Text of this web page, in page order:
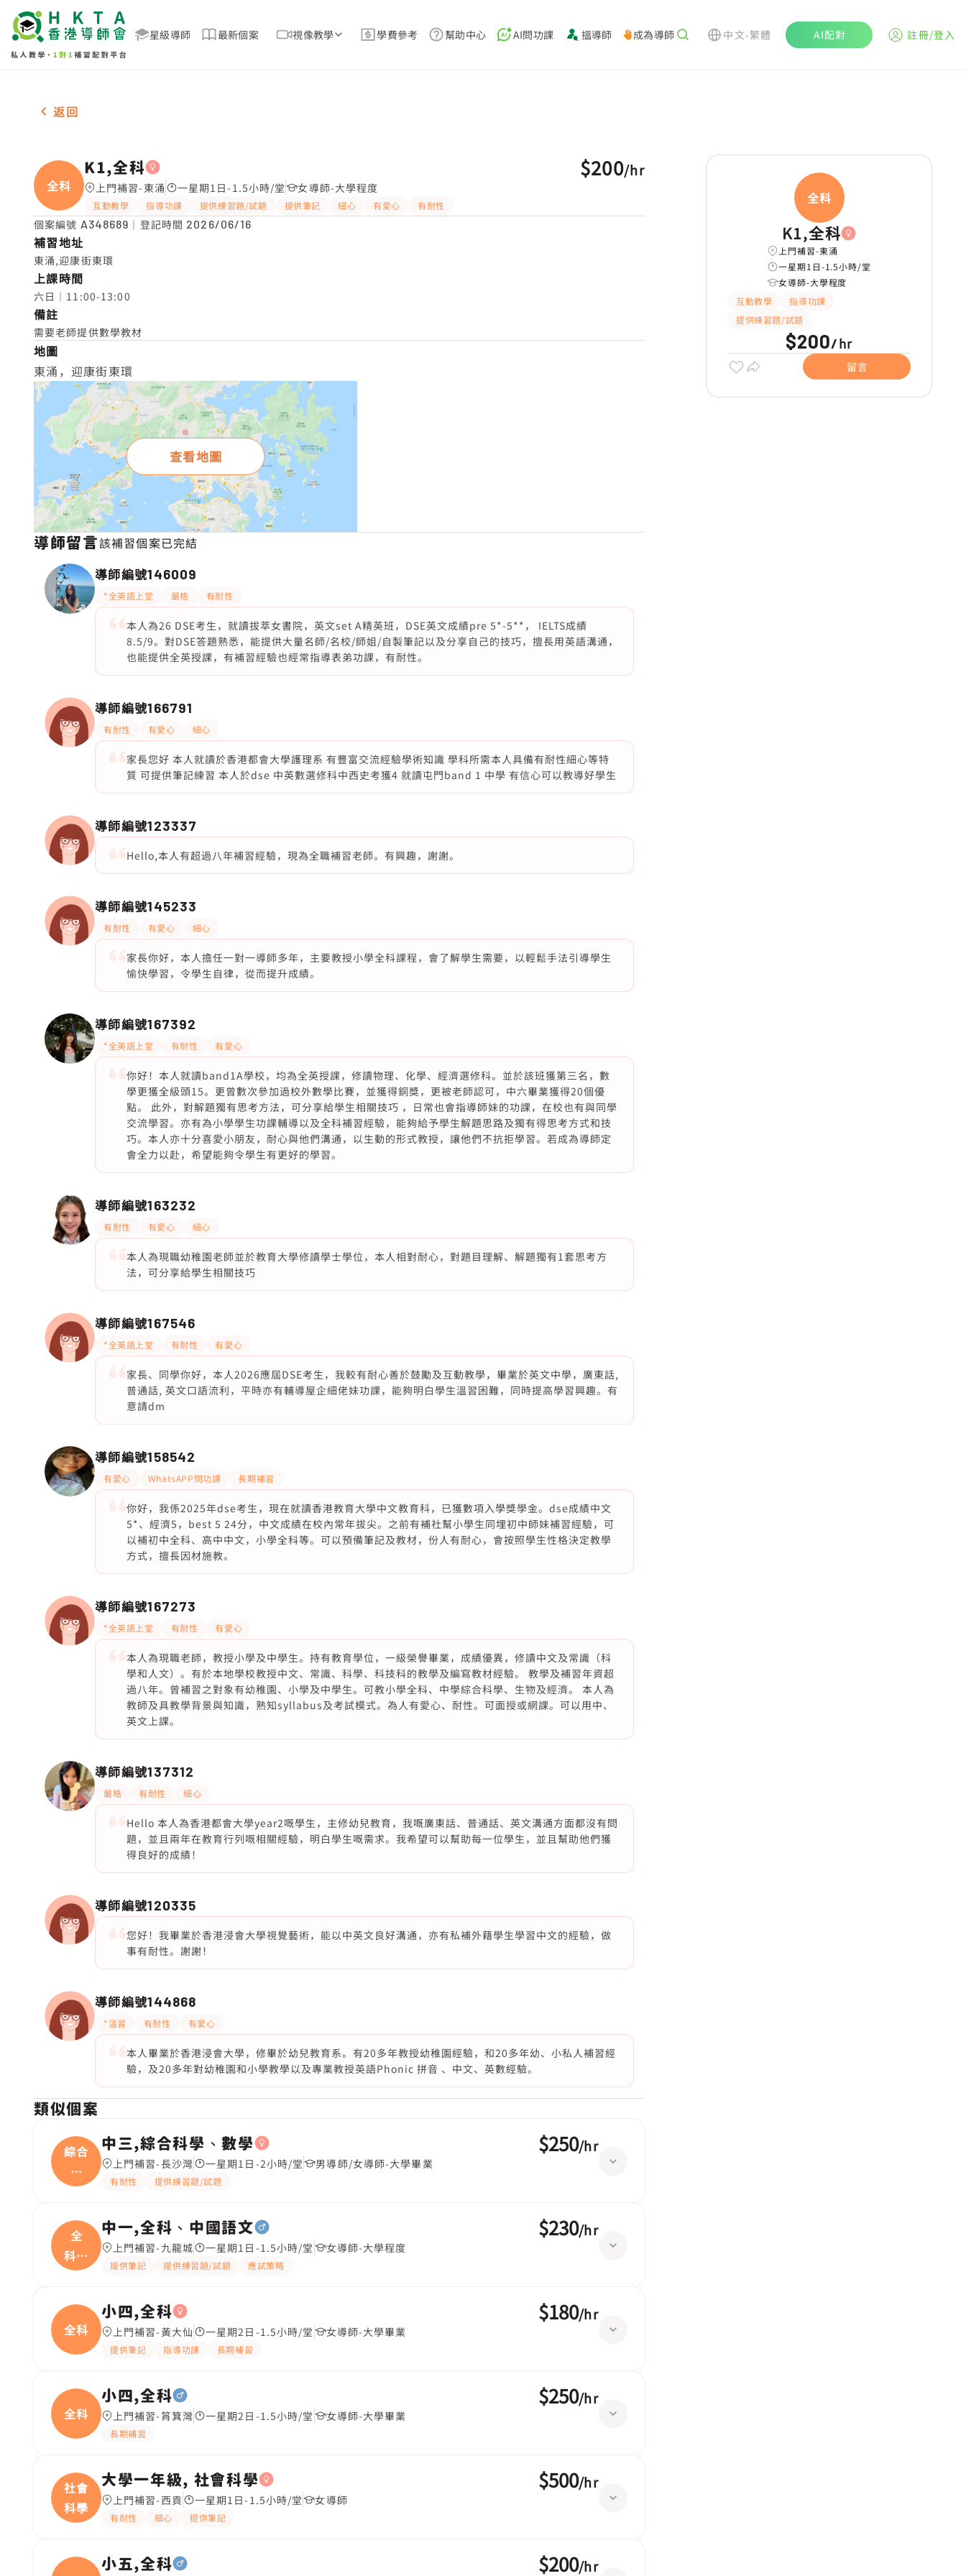
星級導師 最新個案 視像教學 學費參考 幫助中心 AI問功課 搵導師 成為導師 中文-繁體 AI配對 註冊/登入
女-1名 K1,全科，東涌 補習推介
返回
全科
K1,全科
上門補習-東涌 一星期1日-1.5小時/堂 女導師-大學程度
互動教學 指導功課 提供練習題/試題 提供筆記 細心 有愛心 有耐性
$200/hr
個案編號 A348689 ｜登記時間 2026/06/16
補習地址
東涌,迎康街東環
上課時間
六日｜11:00-13:00
備註
需要老師提供數學教材
地圖
東涌，迎康街東環
查看地圖
導師留言該補習個案已完結
導師編號146009
*全英語上堂 嚴格 有耐性
本人為26 DSE考生，就讀拔萃女書院，英文set A精英班，DSE英文成績pre 5*-5**， IELTS成績
8.5/9。對DSE答題熟悉，能提供大量名師/名校/師姐/自製筆記以及分享自己的技巧，擅長用英語溝通，
也能提供全英授課，有補習經驗也經常指導表弟功課，有耐性。
導師編號166791
有耐性 有愛心 細心
家長您好 本人就讀於香港都會大學護理系 有豐富交流經驗學術知識 學科所需本人具備有耐性細心等特
質 可提供筆記練習 本人於dse 中英數選修科中西史考獲4 就讀屯門band 1 中學 有信心可以教導好學生
導師編號123337
Hello,本人有超過八年補習經驗，現為全職補習老師。有興趣，謝謝。
導師編號145233
有耐性 有愛心 細心
家長你好，本人擔任一對一導師多年，主要教授小學全科課程，會了解學生需要，以輕鬆手法引導學生
愉快學習，令學生自律，從而提升成績。
導師編號167392
*全英語上堂 有耐性 有愛心
你好！本人就讀band1A學校，均為全英授課，修讀物理、化學、經濟選修科。並於該班獲第三名，數
學更獲全級頭15。更曾數次參加過校外數學比賽，並獲得銅獎，更被老師認可，中六畢業獲得20個優
點。 此外，對解題獨有思考方法，可分享給學生相關技巧 ，日常也會指導師妹的功課，在校也有與同學
交流學習。亦有為小學學生功課輔導以及全科補習經驗，能夠給予學生解題思路及獨有得思考方式和技
巧。本人亦十分喜愛小朋友，耐心與他們溝通，以生動的形式教授，讓他們不抗拒學習。若成為導師定
會全力以赴，希望能夠令學生有更好的學習。
導師編號163232
有耐性 有愛心 細心
本人為現職幼稚園老師並於教育大學修讀學士學位，本人相對耐心，對題目理解、解題獨有1套思考方
法，可分享給學生相關技巧
導師編號167546
*全英語上堂 有耐性 有愛心
家長、同學你好，本人2026應屆DSE考生，我較有耐心善於鼓勵及互動教學，畢業於英文中學，廣東話,
普通話, 英文口語流利，平時亦有輔導屋企細佬妹功課，能夠明白學生溫習困難，同時提高學習興趣。有
意請dm
導師編號158542
有愛心 WhatsAPP問功課 長期補習
你好，我係2025年dse考生，現在就讀香港教育大學中文教育科，已獲數項入學獎學金。dse成績中文
5*、經濟5，best 5 24分，中文成績在校內常年拔尖。之前有補社幫小學生同埋初中師妹補習經驗，可
以補初中全科、高中中文，小學全科等。可以預備筆記及教材，份人有耐心，會按照學生性格決定教學
方式，擅長因材施教。
導師編號167273
*全英語上堂 有耐性 有愛心
本人為現職老師，教授小學及中學生。持有教育學位，一級榮譽畢業，成績優異，修讀中文及常識（科
學和人文）。有於本地學校教授中文、常識、科學、科技科的教學及編寫教材經驗。 教學及補習年資超
過八年。曾補習之對象有幼稚園、小學及中學生。可教小學全科、中學綜合科學、生物及經濟。 本人為
教師及具教學背景與知識，熟知syllabus及考試模式。為人有愛心、耐性。可面授或網課。可以用中、
英文上課。
導師編號137312
嚴格 有耐性 細心
Hello 本人為香港都會大學year2嘅學生，主修幼兒教育，我嘅廣東話、普通話、英文溝通方面都沒有問
題，並且兩年在教育行列嘅相關經驗，明白學生嘅需求。我希望可以幫助每一位學生，並且幫助他們獲
得良好的成績！
導師編號120335
您好！我畢業於香港浸會大學視覺藝術，能以中英文良好溝通，亦有私補外藉學生學習中文的經驗，做
事有耐性。謝謝！
導師編號144868
*溫習 有耐性 有愛心
本人畢業於香港浸會大學，修畢於幼兒教育系。有20多年教授幼稚園經驗，和20多年幼、小私人補習經
驗，及20多年對幼稚園和小學教學以及專業教授英語Phonic 拼音 、中文、英數經驗。
類似個案
綜合
科
學、
中三,綜合科學、數學
上門補習-長沙灣 一星期1日-2小時/堂 男導師/女導師-大學畢業
有耐性 提供練習題/試題
$250/hr
全
科、
中國
中一,全科、中國語文
上門補習-九龍城 一星期1日-1.5小時/堂 女導師-大學程度
提供筆記 提供練習題/試題 應試策略
$230/hr
全科
小四,全科
上門補習-黃大仙 一星期2日-1.5小時/堂 女導師-大學畢業
提供筆記 指導功課 長期補習
$180/hr
全科
小四,全科
上門補習-筲箕灣 一星期2日-1.5小時/堂 女導師-大學畢業
長期補習
$250/hr
社會
科學
大學一年級, 社會科學
上門補習-西貢 一星期1日-1.5小時/堂 女導師
有耐性 細心 提供筆記
$500/hr
小五,全科 $200/hr
全科
K1,全科
上門補習-東涌
一星期1日-1.5小時/堂
女導師-大學程度
互動教學
指導功課
提供練習題/試題
$200/hr
留言